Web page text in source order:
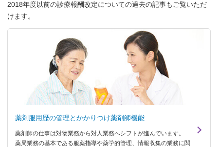
2018年度以前の診療報酬改定についての過去の記事もご覧いただ
けます。
薬剤服用歴の管理とかかりつけ薬剤師機能
薬剤師の仕事は対物業務から対人業務へシフトが進んでいます。
薬局業務の基本である服薬指導や薬学的管理、情報収集の業務に関